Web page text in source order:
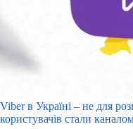
Viber в Україні – не для
користувачів стали